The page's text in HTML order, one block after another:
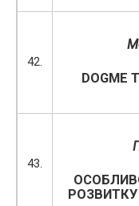
42.
DOGME
43.